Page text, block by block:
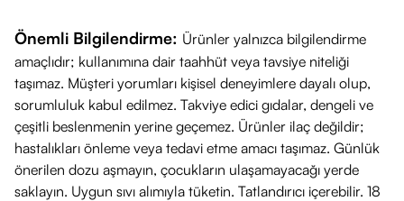
Önemli Bilgilendirme: Ürünler yalnızca bilgilendirme
amaçlıdır; kullanımına dair taahhüt veya tavsiye niteliği
taşımaz. Müşteri yorumları kişisel deneyimlere dayalı olup,
sorumluluk kabul edilmez. Takviye edici gıdalar, dengeli ve
çeşitli beslenmenin yerine geçemez. Ürünler ilaç değildir;
hastalıkları önleme veya tedavi etme amacı taşımaz. Günlük
önerilen dozu aşmayın, çocukların ulaşamayacağı yerde
saklayın. Uygun sıvı alımıyla tüketin. Tatlandırıcı içerebilir. 18